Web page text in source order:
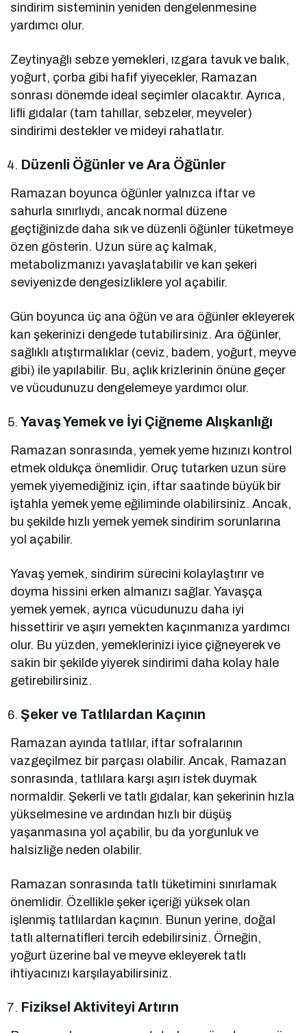
sindirim sisteminin yeniden dengelenmesine
yardımcı olur.
Zeytinyağlı sebze yemekleri, ızgara tavuk ve balık,
yoğurt, çorba gibi hafif yiyecekler, Ramazan
sonrası dönemde ideal seçimler olacaktır. Ayrıca,
lifli gıdalar (tam tahıllar, sebzeler, meyveler)
sindirimi destekler ve mideyi rahatlatır.
Düzenli Öğünler ve Ara Öğünler
Ramazan boyunca öğünler yalnızca iftar ve
sahurla sınırlıydı, ancak normal düzene
geçtiğinizde daha sık ve düzenli öğünler tüketmeye
özen gösterin. Uzun süre aç kalmak,
metabolizmanızı yavaşlatabilir ve kan şekeri
seviyenizde dengesizliklere yol açabilir.
Gün boyunca üç ana öğün ve ara öğünler ekleyerek
kan şekerinizi dengede tutabilirsiniz. Ara öğünler,
sağlıklı atıştırmalıklar (ceviz, badem, yoğurt, meyve
gibi) ile yapılabilir. Bu, açlık krizlerinin önüne geçer
ve vücudunuzu dengelemeye yardımcı olur.
Yavaş Yemek ve İyi Çiğneme Alışkanlığı
Ramazan sonrasında, yemek yeme hızınızı kontrol
etmek oldukça önemlidir. Oruç tutarken uzun süre
yemek yiyemediğiniz için, iftar saatinde büyük bir
iştahla yemek yeme eğiliminde olabilirsiniz. Ancak,
bu şekilde hızlı yemek yemek sindirim sorunlarına
yol açabilir.
Yavaş yemek, sindirim sürecini kolaylaştırır ve
doyma hissini erken almanızı sağlar. Yavaşça
yemek yemek, ayrıca vücudunuzu daha iyi
hissettirir ve aşırı yemekten kaçınmanıza yardımcı
olur. Bu yüzden, yemeklerinizi iyice çiğneyerek ve
sakin bir şekilde yiyerek sindirimi daha kolay hale
getirebilirsiniz.
Şeker ve Tatlılardan Kaçının
Ramazan ayında tatlılar, iftar sofralarının
vazgeçilmez bir parçası olabilir. Ancak, Ramazan
sonrasında, tatlılara karşı aşırı istek duymak
normaldir. Şekerli ve tatlı gıdalar, kan şekerinin hızla
yükselmesine ve ardından hızlı bir düşüş
yaşanmasına yol açabilir, bu da yorgunluk ve
halsizliğe neden olabilir.
Ramazan sonrasında tatlı tüketimini sınırlamak
önemlidir. Özellikle şeker içeriği yüksek olan
işlenmiş tatlılardan kaçının. Bunun yerine, doğal
tatlı alternatifleri tercih edebilirsiniz. Örneğin,
yoğurt üzerine bal ve meyve ekleyerek tatlı
ihtiyacınızı karşılayabilirsiniz.
Fiziksel Aktiviteyi Artırın